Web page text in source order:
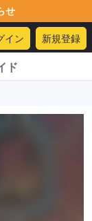
せ
イン 新規登録
ド